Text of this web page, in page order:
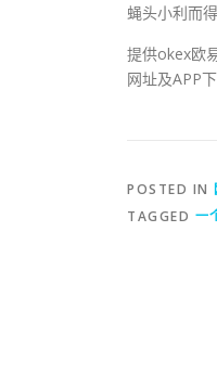
蝇头小利而
提供okex欧
网址及APP
POSTED IN
TAGGED 一